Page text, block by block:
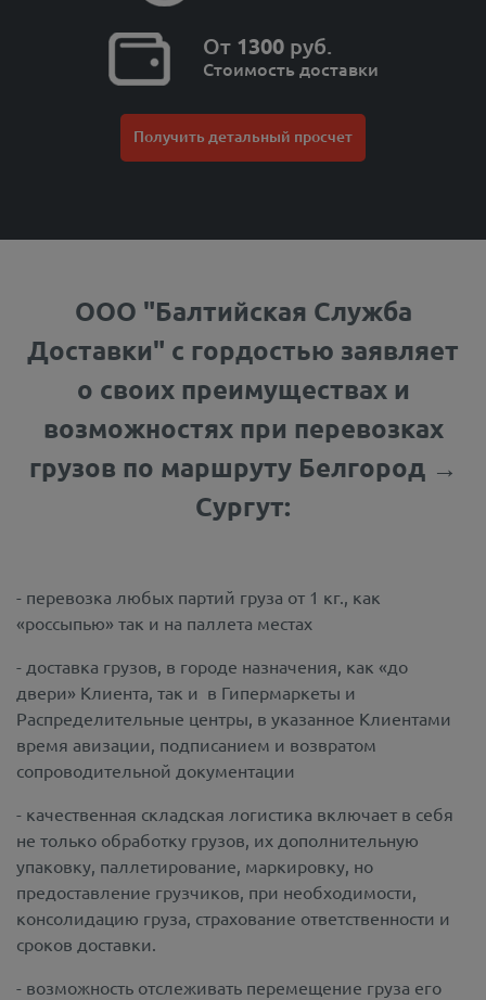
От 1300руб.
Стоимость доставки
Получить детальный просчет
ООО "Балтийская Служба
Доставки" с гордостью заявляет
о своих преимуществах и
возможностях при перевозках
грузов по маршруту Белгород →
Сургут:
- перевозка любых партий груза от 1 кг., как
«россыпью» так и на паллета местах
- доставка грузов, в городе назначения, как «до
двери» Клиента, так и в Гипермаркеты и
Распределительные центры, в указанное Клиентами
время авизации, подписанием и возвратом
сопроводительной документации
- качественная складская логистика включает в себя
не только обработку грузов, их дополнительную
упаковку, паллетирование, маркировку, но
предоставление грузчиков, при необходимости,
консолидацию груза, страхование ответственности и
сроков доставки.
- возможность отслеживать перемещение груза его